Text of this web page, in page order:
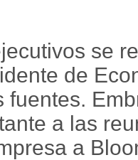
se
de
fuentes.
a las
a